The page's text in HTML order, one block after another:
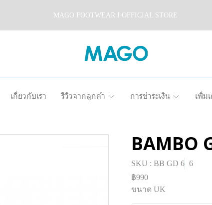
MAGO FOOTWEAR I OFFICIAL STORE
เกี่ยวกับเรา รีวิวจากลูกค้า การชำระเงิน เพิ่ม
BAMBO
SKU : BB GD 6 6
฿990
ขนาด UK